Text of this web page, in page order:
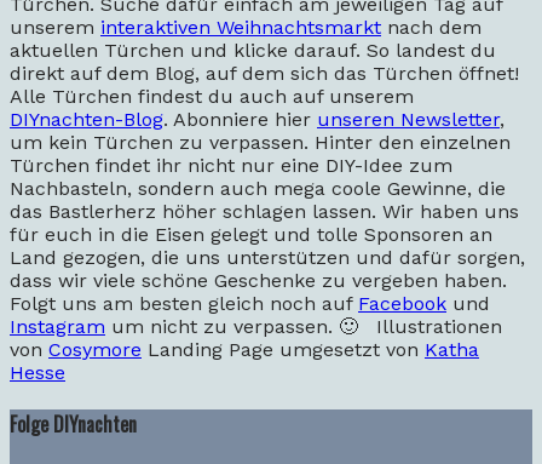
unserem interaktiven Weihnachtsmarkt nach dem
aktuellen Türchen und klicke darauf. So landest du
direkt auf dem Blog, auf dem sich das Türchen öffnet!
Alle Türchen findest du auch auf unserem
DIYnachten-Blog. Abonniere hier unseren Newsletter,
um kein Türchen zu verpassen. Hinter den einzelnen
Türchen findet ihr nicht nur eine DIY-Idee zum
Nachbasteln, sondern auch mega coole Gewinne, die
das Bastlerherz höher schlagen lassen. Wir haben uns
für euch in die Eisen gelegt und tolle Sponsoren an
Land gezogen, die uns unterstützen und dafür sorgen,
dass wir viele schöne Geschenke zu vergeben haben.
Folgt uns am besten gleich noch auf Facebook und
Instagram um nicht zu verpassen. 🙂 Illustrationen
von Cosymore Landing Page umgesetzt von Katha
Hesse
Folge DIYnachten